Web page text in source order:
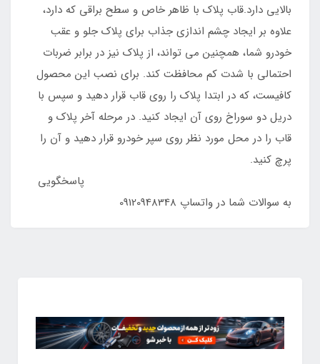
بالایی دارد.قاب پلاک با ظاهر خاص و سطح براقی که دارد،
علاوه بر ایجاد چشم اندازی جذاب برای پلاک جلو و عقب
خودرو شما، همچنین می تواند، از پلاک نیز در برابر ضربات
احتمالی با شدت کم محافظت کند. برای نصب این محصول
کافیست، که در ابتدا پلاک را روی قاب قرار دهید و سپس با
دریل دو سوراخ روی آن ایجاد کنید. در مرحله آخر پلاک و
قاب را در محل مورد نظر روی سپر خودرو قرار دهید و آن را
پرچ کنید.
پاسخگویی
به سوالات شما در واتساپ 09120948348